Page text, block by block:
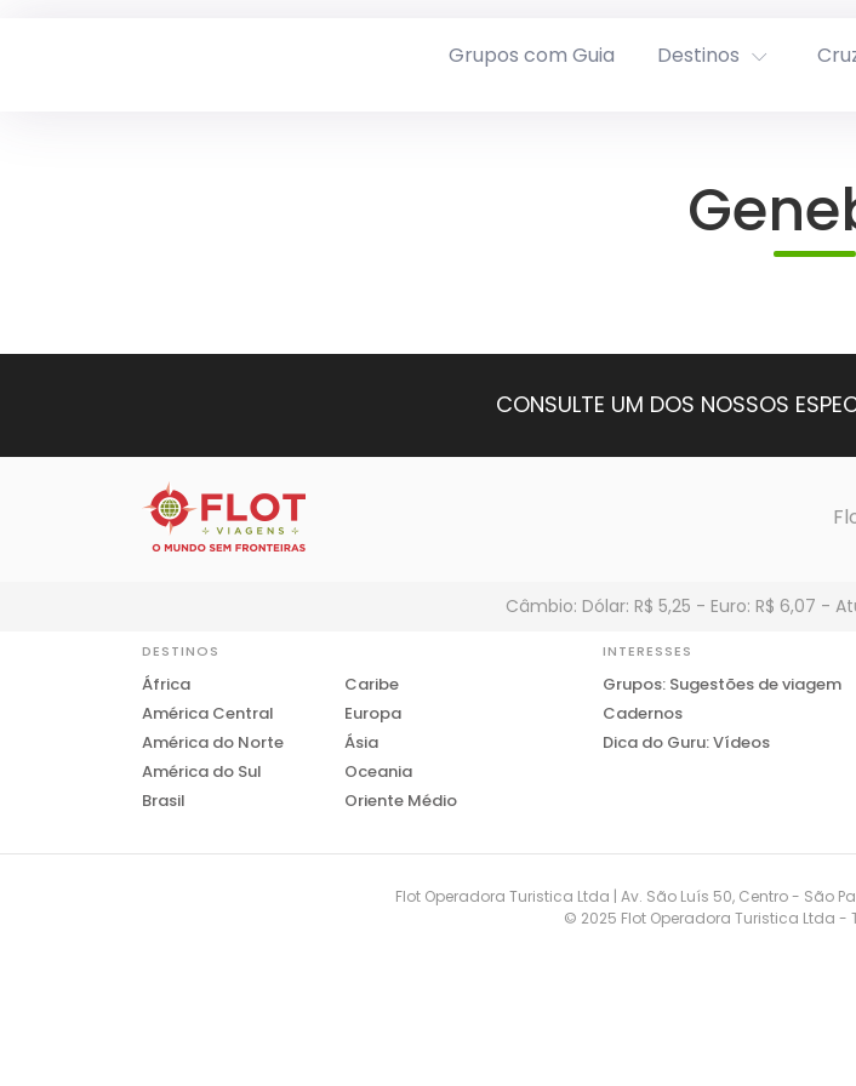
Grupos com Guia Destinos
CONSULTE UM DOS NOSSOS
Câmbio: Dólar: R$ 5,25 - Euro: R$ 6,07 -
DESTINOS
África
América Central
América do Norte
América do Sul
Brasil
Caribe
Europa
Ásia
Oceania
Oriente Médio
INTERESSES
Grupos: Sugestões de viagem
Cadernos
Dica do Guru: Vídeos
Flot Operadora Turistica Ltda | Av. São Luís 50, Centro - São
© 2025 Flot Operadora Turistica Ltda -